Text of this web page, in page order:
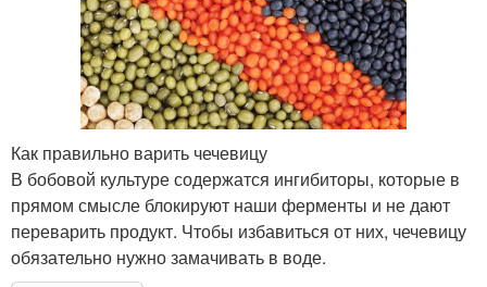
Как правильно варить чечевицу
В бобовой культуре содержатся ингибиторы, которые в
прямом смысле блокируют наши ферменты и не дают
переварить продукт. Чтобы избавиться от них, чечевицу
обязательно нужно замачивать в воде.